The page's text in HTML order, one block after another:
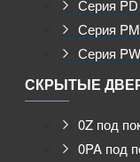
Серия PD
Серия PM
Серия PW
СКРЫТЫЕ
0Z под
0PA под